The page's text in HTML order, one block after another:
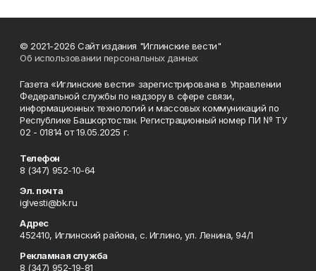
© 2021-2026 Сайт издания "Иглинские вести"
Об использовании персональных данных
Газета «Иглинские вести» зарегистрирована в Управлении
Федеральной службы по надзору в сфере связи,
информационных технологий и массовых коммуникаций по
Республике Башкортостан. Регистрационный номер ПИ № ТУ
02 - 01814 от 19.05.2025 г.
Телефон
8 (347) 952-10-64
Эл. почта
iglvesti@bk.ru
Адрес
452410, Иглинский района, с. Иглино, ул. Ленина, 94/1
Рекламная служба
8 (347) 952-19-81